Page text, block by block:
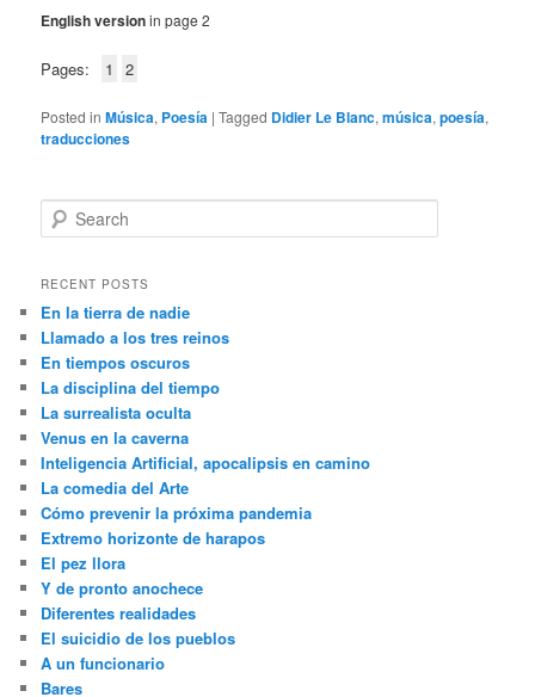
English versionin page 2
Pages: 1 2
Posted in Música, Poesía |Tagged Didier Le Blanc,música,poesía,
traducciones
e
r
h
RECENT POSTS
En la tierra de nadie
Llamado a los tres reinos
En tiempos oscuros
La disciplina del tiempo
La surrealista oculta
Venus en la caverna
Inteligencia Artificial, apocalipsis en camino
La comedia del Arte
Cómo prevenir la próxima pandemia
Extremo horizonte de harapos
El pez llora
Y de pronto anochece
Diferentes realidades
El suicidio de los pueblos
A un funcionario
Bares